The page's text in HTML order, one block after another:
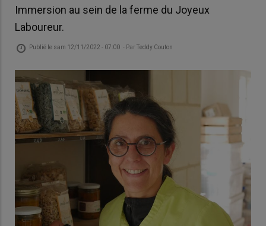
Immersion au sein de la ferme du Joyeux
Laboureur.
Publié le sam 12/11/2022 - 07:00 - ParTeddy Couton